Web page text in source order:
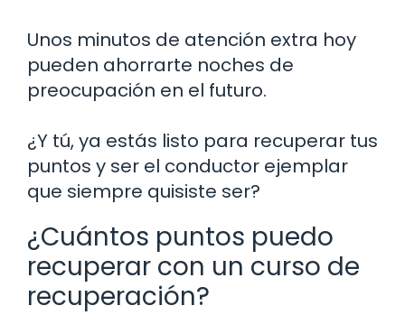
Unos minutos de atención extra hoy
pueden ahorrarte noches de
preocupación en el futuro.
¿Y tú, ya estás listo para recuperar tus
puntos y ser el conductor ejemplar
que siempre quisiste ser?
¿Cuántos puntos puedo
recuperar con un curso de
recuperación?